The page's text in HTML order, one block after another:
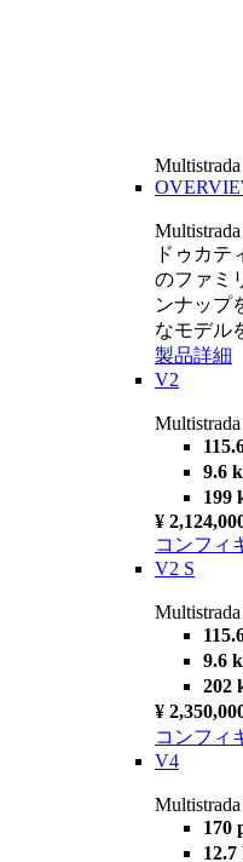
Multistrada
ドゥカテ
のファミ
ンナップ
なモデル
製品詳細
V2
9.6
199
¥
コンフィ
V2 S
9.6
202
¥
コンフィ
V4
170
12.7